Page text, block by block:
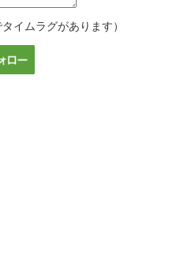
タイムラグがあります）